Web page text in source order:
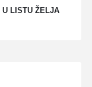
U LISTU ŽELJA